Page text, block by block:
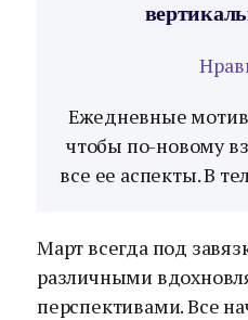
Ежедневные
чтобы по-новому
все ее аспекты. В
Март всегда под
различными
перспективами. Все